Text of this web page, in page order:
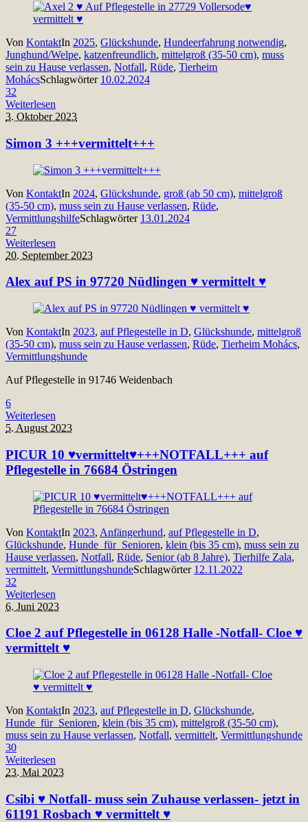
Von KontaktIn 2025, Glückshunde, Hundeerfahrung notwendig,
Junghund/Welpe, katzenfreundlich, mittelgroß (35-50 cm), muss
sein zu Hause verlassen, Notfall, Rüde, Tierheim
MohácsSchlagwörter 10.02.2024
32
Weiterlesen
3. Oktober 2023
Simon 3 +++vermittelt+++
Von KontaktIn 2024, Glückshunde, groß (ab 50 cm), mittelgroß
(35-50 cm), muss sein zu Hause verlassen, Rüde,
VermittlungshilfeSchlagwörter 13.01.2024
27
Weiterlesen
20. September 2023
Alex auf PS in 97720 Nüdlingen ♥ vermittelt ♥
Von KontaktIn 2023, auf Pflegestelle in D, Glückshunde, mittelgroß
(35-50 cm), muss sein zu Hause verlassen, Rüde, Tierheim Mohács,
Vermittlungshunde
Auf Pflegestelle in 91746 Weidenbach
6
Weiterlesen
5. August 2023
PICUR 10 ♥vermittelt♥+++NOTFALL+++ auf
Pflegestelle in 76684 Östringen
Von KontaktIn 2023, Anfängerhund, auf Pflegestelle in D,
Glückshunde, Hunde_für_Senioren, klein (bis 35 cm), muss sein zu
Hause verlassen, Notfall, Rüde, Senior (ab 8 Jahre), Tierhilfe Zala,
vermittelt, VermittlungshundeSchlagwörter 12.11.2022
32
Weiterlesen
6. Juni 2023
Cloe 2 auf Pflegestelle in 06128 Halle -Notfall- Cloe ♥
vermittelt ♥
Von KontaktIn 2023, auf Pflegestelle in D, Glückshunde,
Hunde_für_Senioren, klein (bis 35 cm), mittelgroß (35-50 cm),
muss sein zu Hause verlassen, Notfall, vermittelt, Vermittlungshunde
30
Weiterlesen
23. Mai 2023
Csibi ♥ Notfall- muss sein Zuhause verlassen- jetzt in
61191 Rosbach ♥ vermittelt ♥